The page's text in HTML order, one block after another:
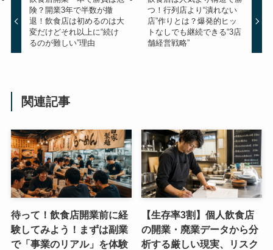
険？開業3年で半数が撤
退！飲食店は初めるのは大
変だけどそれ以上に“続け
るのが難しい”理由
つ！行列店より“潰れない
店”作りとは？爆発的ヒッ
トなしでも継続できる“3店
舗経営戦略”
関連記事
待って！飲食店開業前に経
験してみよう！まずは副業
で「事業のリアル」を体験
【生存率3割】個人飲食店
の開業・廃業データから分
析する厳しい現実、リスク